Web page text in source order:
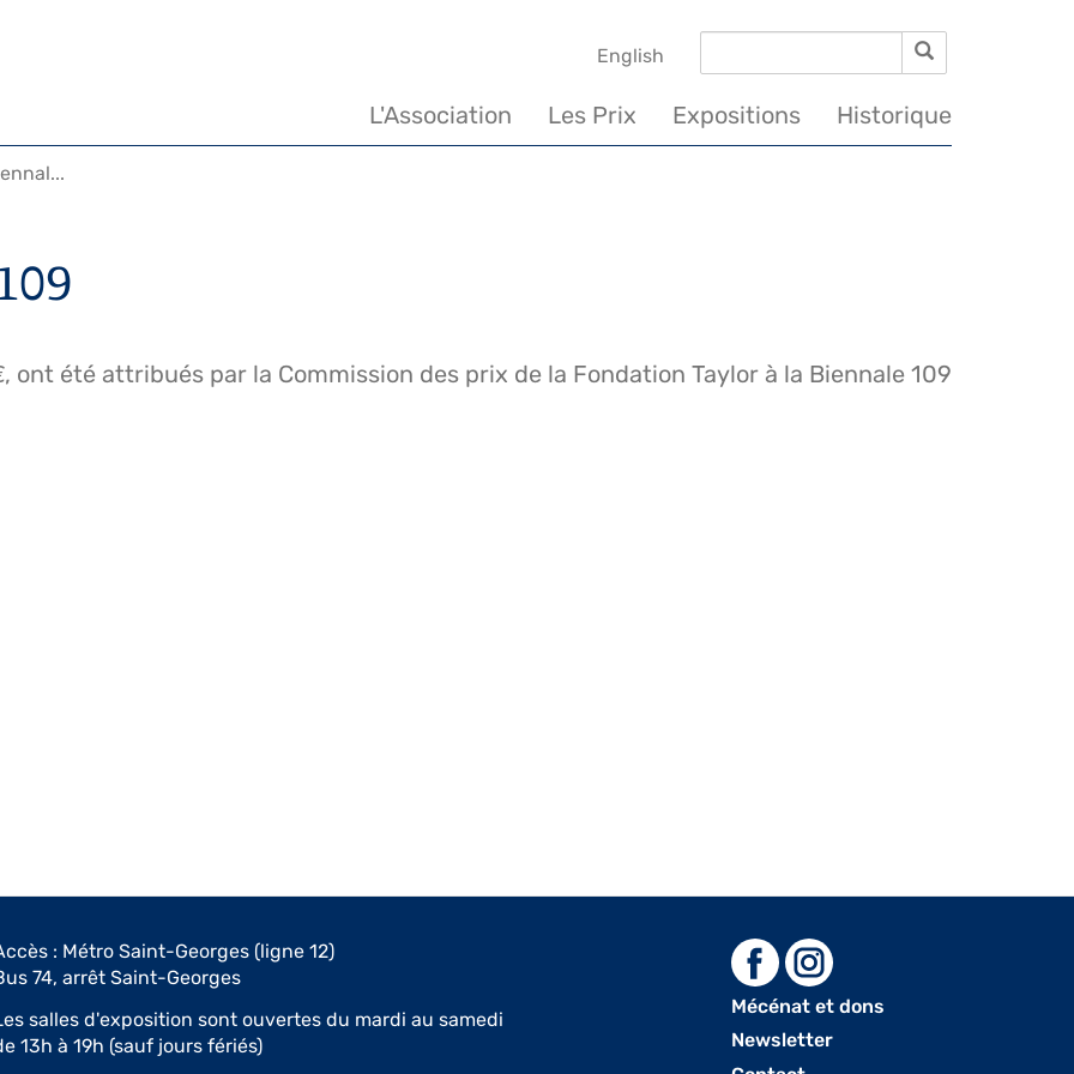
Rechercher
English
principale
L'Association Les Prix Expositions Historique
ont été attribués par la Commission des prix de la Fondation Taylor à la Biennale 109
: Métro Saint-Georges (ligne 12)
74, arrêt Saint-Georges
salles d'exposition sont ouvertes du mardi au samedi
13h à 19h (sauf jours fériés)
Menu
Mécénat et dons
Newsletter